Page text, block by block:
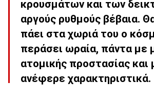
κρουσμάτων και των
αργούς ρυθμούς βέβαια.
πάει στα χωριά του ο
περάσει ωραία, πάντα με
ατομικής προστασίας και
ανέφερε χαρακτηριστικά.